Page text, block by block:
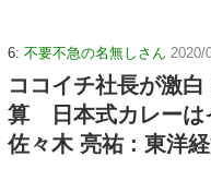
6: 不要不急の名無しさん 2020/
ココイチ社長が激
算 日本式カレーは
佐々木 亮祐 : 東洋